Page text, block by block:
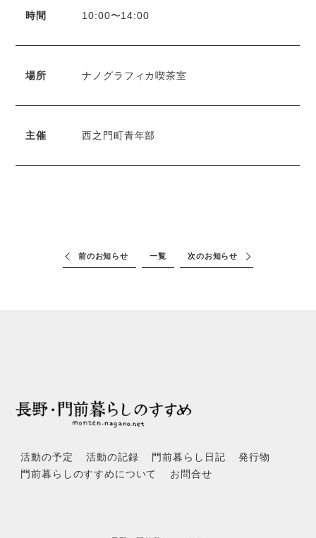
時間 10:00〜14:00
場所 ナノグラフィカ喫茶室
主催 西之門町青年部
前のお知らせ 一覧 次のお知らせ
活動の予定 活動の記録 門前暮らし日記
発行物
門前暮らしのすすめについて
お問合せ